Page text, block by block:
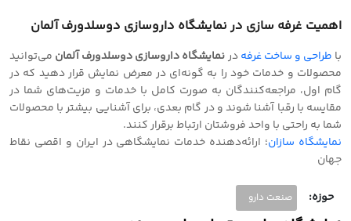
اهمیت غرفه سازی در نمایشگاه داروسازی دوسلدورف آلمان
با طراحی و‌ ساخت غرفهدرنمایشگاه داروسازی دوسلدورف آلمان می‌توانید
محصولات و خدمات خود را به گونه‌ای در معرض نمایش قرار دهید که در
گام اول، مراجعه‌کنندگان به صورت کامل با خدمات و مزیت‌های شما در
مقایسه با رقبا آشنا شوند و در گام بعدی، برای آشنایی بیشتر با محصولات
شما به راحتی با واحد فروشتان ارتباط برقرار کنند.
نمایشگاه سازان؛ ارائه‌دهنده خدمات نمایشگاهی در ایران و‌ اقصی نقاط
جهان
حوزه: صنعت دارو